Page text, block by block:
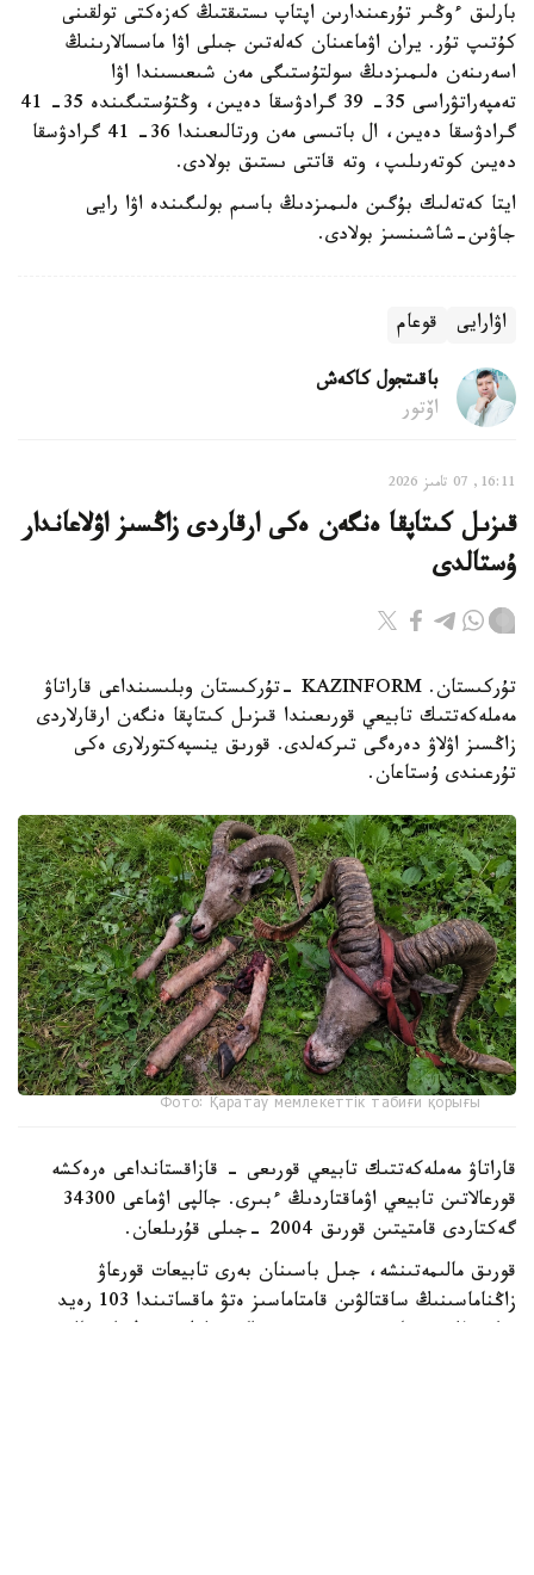
بارلىق ءوڭىر تۇرعىندارىن اپتاپ ىستىقتىڭ كەزەكتى تولقىنى
كۇتىپ تۇر. يران اۋماعىنان كەلەتىن جىلى اۋا ماسسالارىنىڭ
اسەرىنەن ەلىمىزدىڭ سولتۇستىگى مەن شىعىسىندا اۋا
تەمپەراتۋراسى 35- 39 گرادۋسقا دەيىن، وڭتۇستىگىندە 35- 41
گرادۋسقا دەيىن، ال باتىسى مەن ورتالىعىندا 36- 41 گرادۋسقا
دەيىن كوتەرىلىپ، وتە قاتتى ىستىق بولادى.
ايتا كەتەلىك بۇگىن ەلىمىزدىڭ باسىم بولىگىندە اۋا رايى
جاۋىن-شاشىنسىز بولادى.
اۋارايى قوعام
باقىتجول كاكەش
اۆتور
16:11, 07 تامىز 2026
قىزىل كىتاپقا ەنگەن ەكى ارقاردى زاڭسىز اۋلاعاندار
ۇستالدى
تۇركىستان. KAZINFORM -تۇركىستان وبلىسىنداعى قاراتاۋ
مەملەكەتتىك تابيعي قورىعىندا قىزىل كىتاپقا ەنگەن ارقارلاردى
زاڭسىز اۋلاۋ دەرەگى تىركەلدى. قورىق ينسپەكتورلارى ەكى
تۇرعىندى ۇستاعان.
Фото: Қаратау мемлекеттік табиғи қорығы
قاراتاۋ مەملەكەتتىك تابيعي قورىعى - قازاقستانداعى ەرەكشە
قورعالاتىن تابيعي اۋماقتاردىڭ ءبىرى. جالپى اۋماعى 34300
گەكتاردى قامتيتىن قورىق 2004 -جىلى قۇرىلعان.
قورىق مالىمەتىنشە، جىل باسىنان بەرى تابيعات قورعاۋ
زاڭناماسىنىڭ ساقتالۋىن قامتاماسىز ەتۋ ماقساتىندا 103 رەيد